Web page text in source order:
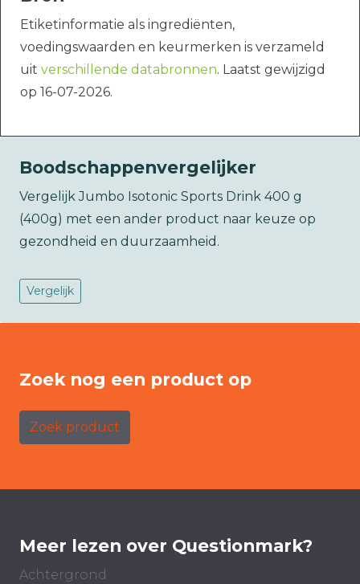
Etiketinformatie als ingrediënten,
voedingswaarden en keurmerken is verzameld
uit verschillende databronnen. Laatst gewijzigd
op 16-07-2026.
Boodschappenvergelijker
Vergelijk Jumbo Isotonic Sports Drink 400 g
(400g) met een ander product naar keuze op
gezondheid en duurzaamheid.
Vergelijk
Zoek nog een product op
Zoek product
Meer lezen over Questionmark?
Achtergrond